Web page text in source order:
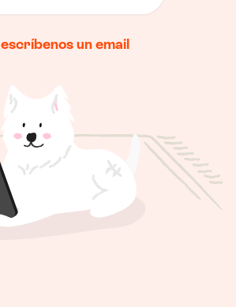
escríbenos un email